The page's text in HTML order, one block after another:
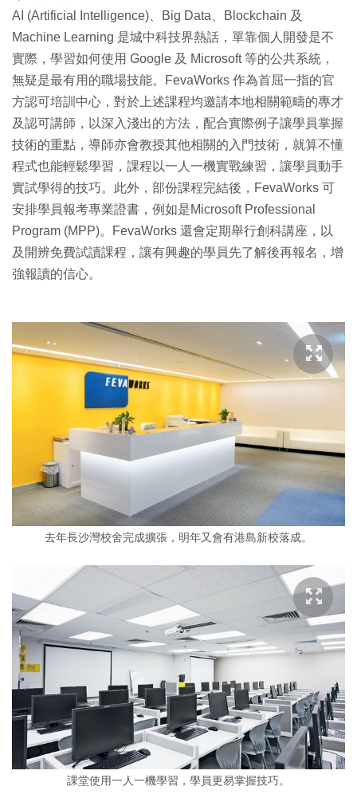
AI (Artificial Intelligence)、Big Data、Blockchain 及
Machine Learning 是城中科技界熱話，單靠個人開發是不
實際，學習如何使用 Google 及 Microsoft 等的公共系統，
無疑是最有用的職場技能。FevaWorks 作為首屈一指的官
方認可培訓中心，對於上述課程均邀請本地相關範疇的專才
及認可講師，以深入淺出的方法，配合實際例子讓學員掌握
技術的重點，導師亦會教授其他相關的入門技術，就算不懂
程式也能輕鬆學習，課程以一人一機實戰練習，讓學員動手
實試學得的技巧。此外，部份課程完結後，FevaWorks 可
安排學員報考專業證書，例如是Microsoft Professional
Program (MPP)。FevaWorks 還會定期舉行創科講座，以
及開辨免費試讀課程，讓有興趣的學員先了解後再報名，增
強報讀的信心。
去年長沙灣校舍完成擴張，明年又會有港島新校落成。
課堂使用一人一機學習，學員更易掌握技巧。